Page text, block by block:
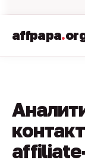
affpapa.